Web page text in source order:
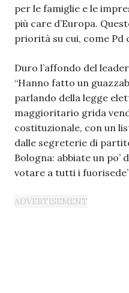
per le famiglie e le
più care d’Europa.
priorità su cui, come Pd
Duro l’affondo del leader
“Hanno fatto un
parlando della legge
maggioritario grida
costituzionale, con un
dalle segreterie di
Bologna: abbiate un
votare a tutti i